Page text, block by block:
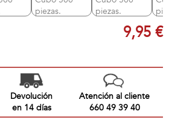
9,95 €
Devolución
en 14 días
Atención al cliente
660 49 39 40